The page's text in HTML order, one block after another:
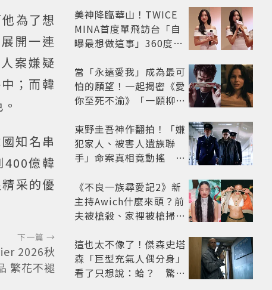
為了想
開一連
案嫌疑
；而韓
知名串
400億韓
采的優
下一篇 →
2026秋
繁花不褪
美神降臨華山！TWICE
MINA首度單飛訪台「自
曝最想做這事」360度0
開
當「永遠愛我」成為最可
怕的願望！一起揭密《愛
你至死不渝》「一願柳」
路
東野圭吾神作翻拍！「嫌
犯家人、被害人遺族聯
手」命案真相竟動搖
框架展開
《不良一族尋愛記2》新
主持Awich什麼來頭？前
夫被槍殺、家裡被槍掃射
馬！
這也太不像了！傑森史塔
森「巨型充氣人偶分身」
看了只想說：蛤？ 驚喜